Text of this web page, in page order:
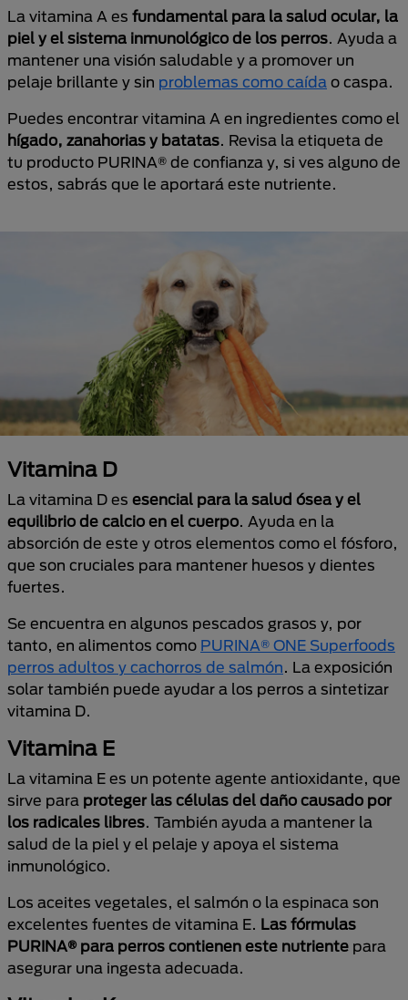
La vitamina A es fundamental para la salud ocular, la
piel y el sistema inmunológico de los perros. Ayuda a
mantener una visión saludable y a promover un
pelaje brillante y sin problemas como caída o caspa.
Puedes encontrar vitamina A en ingredientes como el
hígado, zanahorias y batatas. Revisa la etiqueta de
tu producto PURINA® de confianza y, si ves alguno de
estos, sabrás que le aportará este nutriente.
Vitamina D
La vitamina D es esencial para la salud ósea y el
equilibrio de calcio en el cuerpo. Ayuda en la
absorción de este y otros elementos como el fósforo,
que son cruciales para mantener huesos y dientes
fuertes.
Se encuentra en algunos pescados grasos y, por
tanto, en alimentos como PURINA® ONE Superfoods
perros adultos y cachorros de salmón. La exposición
solar también puede ayudar a los perros a sintetizar
vitamina D.
Vitamina E
La vitamina E es un potente agente antioxidante, que
sirve para proteger las células del daño causado por
los radicales libres. También ayuda a mantener la
salud de la piel y el pelaje y apoya el sistema
inmunológico.
Los aceites vegetales, el salmón o la espinaca son
excelentes fuentes de vitamina E. Las fórmulas
PURINA® para perros contienen este nutriente para
asegurar una ingesta adecuada.